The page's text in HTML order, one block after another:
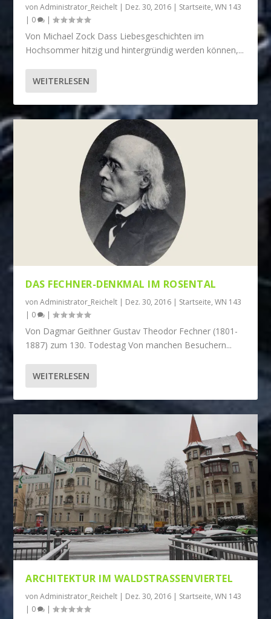
vonAdministrator_Reichelt | Dez. 30, 2016 | Startseite,WN 143
| 0 |
Von Michael Zock Dass Liebesgeschichten im
Hochsommer hitzig und hintergründig werden können,...
WEITERLESEN
DAS FECHNER-DENKMAL IM ROSENTAL
vonAdministrator_Reichelt | Dez. 30, 2016 | Startseite,WN 143
| 0 |
Von Dagmar Geithner Gustav Theodor Fechner (1801-
1887) zum 130. Todestag Von manchen Besuchern...
WEITERLESEN
ARCHITEKTUR IM WALDSTRASSENVIERTEL
vonAdministrator_Reichelt Dez. 30, 2016 Startseite,WN 143
0 |